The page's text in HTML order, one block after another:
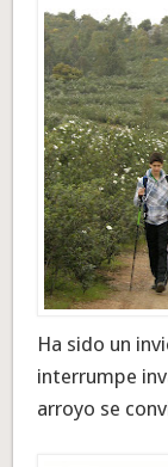
Ha sido un
interrumpe
arroyo se